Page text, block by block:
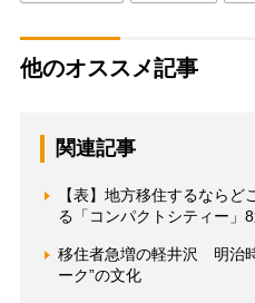
他のオススメ記事
関連記事
【表】地方移住するなら
る「コンパクトシティー」
移住者急増の軽井沢 明治
ーク”の文化